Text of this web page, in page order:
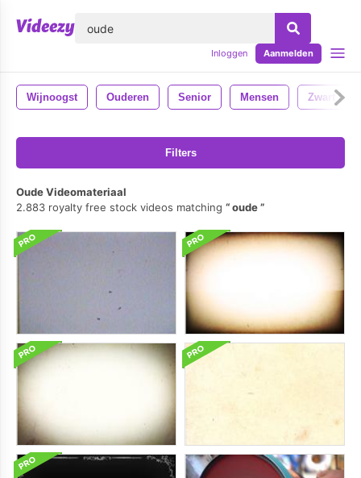
Inloggen Aanmelden
Wijnoogst Ouderen Senior Mensen Zwart En
Filters
Oude Videomateriaal
2.883 royalty free stock videos matching
oude